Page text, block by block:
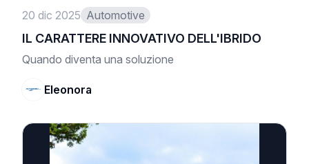
20 dic 2025 Automotive
IL CARATTERE INNOVATIVO DELL'IBRIDO
Quando diventa una soluzione
Eleonora